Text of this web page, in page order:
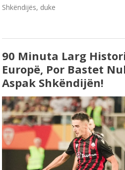
Shkëndijës, duke
90 Minuta Larg
Europë, Por Bastet
Aspak Shkëndijën!